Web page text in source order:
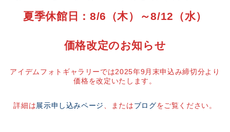
夏季休館日：8/6（木）～8/12（水）
価格改定のお知らせ
アイデムフォトギャラリーでは2025年9月末申込み締切分より
価格を改定いたします。
詳細は展示申し込みページ、またはブログをご覧ください。